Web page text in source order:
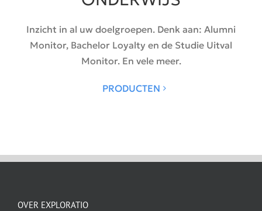
Inzicht in al uw doelgroepen. Denk aan: Alumni
Monitor, Bachelor Loyalty en de Studie Uitval
Monitor. En vele meer.
PRODUCTEN
OVER EXPLORATIO